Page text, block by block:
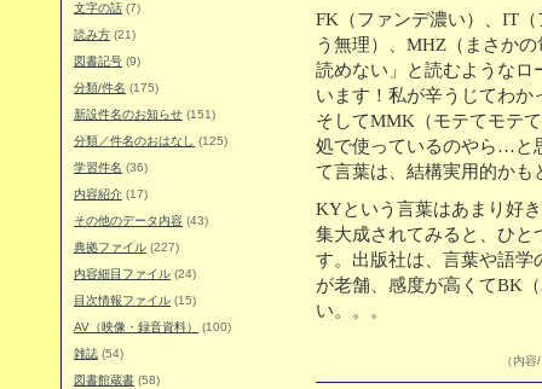
文字の話 (7)
読み方 (21)
図書記号 (9)
分類/件名 (175)
新設件名のお知らせ (151)
分類／件名のおはなし
(125)
学習件名 (36)
内容紹介 (17)
その他のデータ内容 (43)
典拠ファイル (227)
内容細目ファイル (24)
目次情報ファイル (15)
AV（映像・録音資料）
(100)
雑誌 (54)
図書館蔵書 (58)
FK（ファンデ濃い）、IT
う無理）、MHZ（まさか
読めない」と読むようなロ
います！私が辛うじてわ
そしてMMK（モテてモテ
処で使っているのやら…と
て言葉は、結構実用的かも
KYという言葉はあまり好
集大成されてみると、ひと
す。出版社は、言葉や語学
が老舗、感度が高くてBK
い。。。
（内